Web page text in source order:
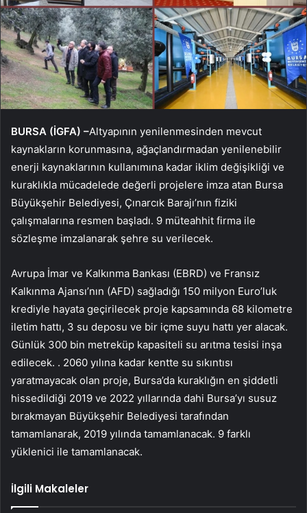
BURSA (İGFA) –Altyapının yenilenmesinden mevcut
kaynakların korunmasına, ağaçlandırmadan yenilenebilir
enerji kaynaklarının kullanımına kadar iklim değişikliği ve
kuraklıkla mücadelede değerli projelere imza atan Bursa
Büyükşehir Belediyesi, Çınarcık Barajı’nın fiziki
çalışmalarına resmen başladı. 9 müteahhit firma ile
sözleşme imzalanarak şehre su verilecek.
Avrupa İmar ve Kalkınma Bankası (EBRD) ve Fransız
Kalkınma Ajansı’nın (AFD) sağladığı 150 milyon Euro’luk
krediyle hayata geçirilecek proje kapsamında 68 kilometre
iletim hattı, 3 su deposu ve bir içme suyu hattı yer alacak.
Günlük 300 bin metreküp kapasiteli su arıtma tesisi inşa
edilecek. . 2060 yılına kadar kentte su sıkıntısı
yaratmayacak olan proje, Bursa’da kuraklığın en şiddetli
hissedildiği 2019 ve 2022 yıllarında dahi Bursa’yı susuz
bırakmayan Büyükşehir Belediyesi tarafından
tamamlanarak, 2019 yılında tamamlanacak. 9 farklı
yüklenici ile tamamlanacak.
İlgili Makaleler